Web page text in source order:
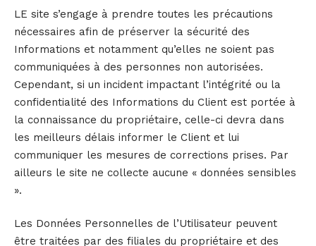
LE site s’engage à prendre toutes les précautions
nécessaires afin de préserver la sécurité des
Informations et notamment qu’elles ne soient pas
communiquées à des personnes non autorisées.
Cependant, si un incident impactant l’intégrité ou la
confidentialité des Informations du Client est portée à
la connaissance du propriétaire, celle-ci devra dans
les meilleurs délais informer le Client et lui
communiquer les mesures de corrections prises. Par
ailleurs le site ne collecte aucune « données sensibles
».
Les Données Personnelles de l’Utilisateur peuvent
être traitées par des filiales du propriétaire et des